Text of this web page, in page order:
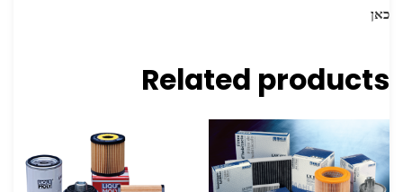
כאן
Related products